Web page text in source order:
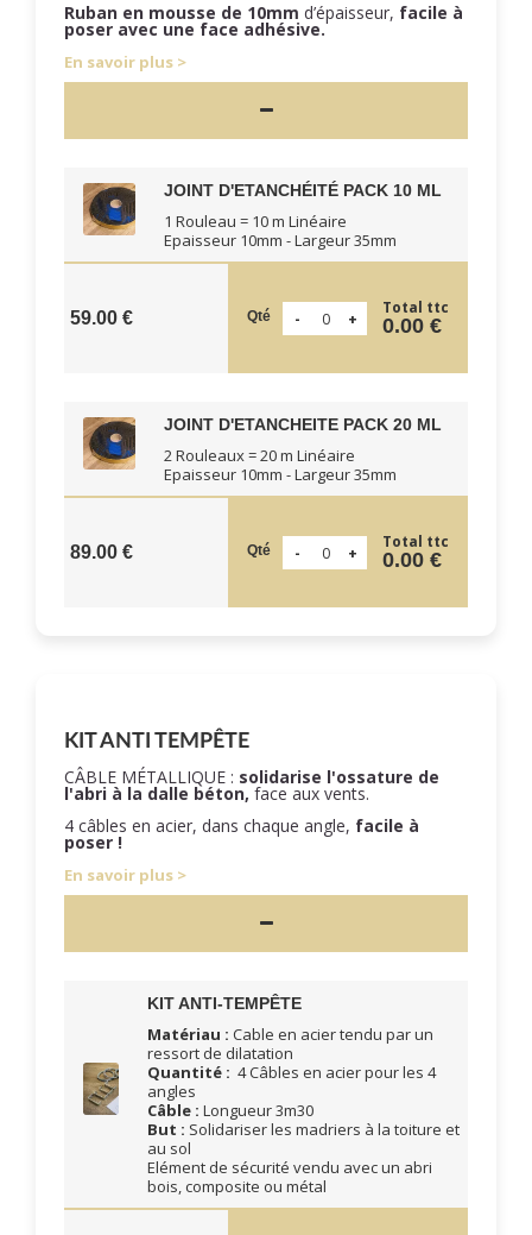
Ruban en mousse de 10mm d’épaisseur, facile à
poser avec une face adhésive.
En savoir plus
JOINT D'ETANCHÉITÉ PACK 10 ML
1 Rouleau = 10 m Linéaire
Epaisseur 10mm - Largeur 35mm
59.00 € Qté Total ttc
0.00 €
JOINT D'ETANCHEITE PACK 20 ML
2 Rouleaux = 20 m Linéaire
Epaisseur 10mm - Largeur 35mm
89.00 € Qté Total ttc
0.00 €
KIT ANTI TEMPÊTE
CÂBLE MÉTALLIQUE : solidarise l'ossature de
l'abri à la dalle béton, face aux vents.
4 câbles en acier, dans chaque angle, facile à
poser !
En savoir plus
KIT ANTI-TEMPÊTE
Matériau : Cable en acier tendu par un
ressort de dilatation
Quantité : 4 Câbles en acier pour les 4
angles
Câble : Longueur 3m30
But : Solidariser les madriers à la toiture et
au sol
Elément de sécurité vendu avec un abri
bois, composite ou métal